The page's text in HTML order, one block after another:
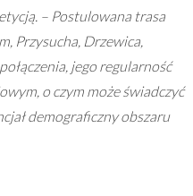
– Postulowana trasa
Przysucha, Drzewica,
jego regularność
o czym może świadczyć
demograficzny obszaru